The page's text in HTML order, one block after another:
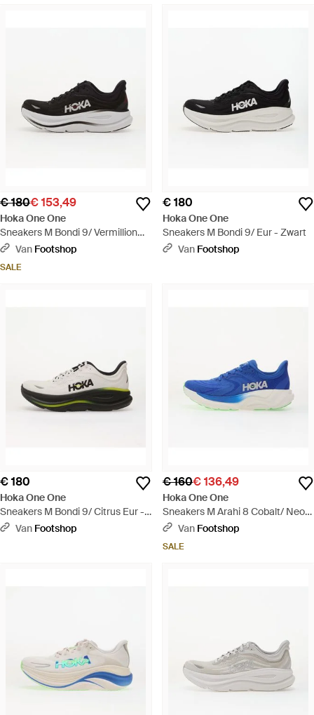
€ 180€ 153,49
Hoka One One
Sneakers M Bondi 9/ Vermillion
Eur - Zwart
Van Footshop
SALE
€ 180
Hoka One One
Sneakers M Bondi 9/ Eur - Zwart
Van Footshop
€ 180
Hoka One One
Sneakers M Bondi 9/ Citrus Eur -
Meerkleurig
Van Footshop
€ 160€ 136,49
Hoka One One
Sneakers M Arahi 8 Cobalt/ Neon
Eur - Blauw
Van Footshop
SALE